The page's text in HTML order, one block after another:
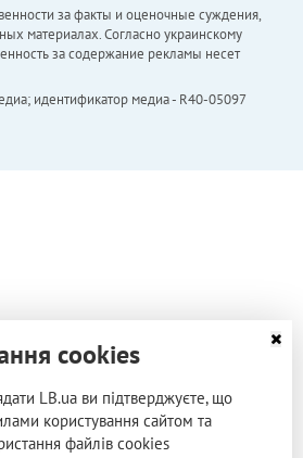
за факты и оценочные суждения,
материалах. Согласно украинскому
за содержание рекламы несет
идентификатор медиа - R40-05097
cookies
LB.ua ви підтверджуєте, що
користування сайтом та
файлів cookies